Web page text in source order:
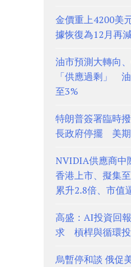
金價重上4200美
據恢復為12月再
油市預測大轉向
「供應過剩」
至3%
特朗普簽署臨時
長政府停擺 美
NVIDIA供應商中
香港上市、擬集
累升2.8倍、市值
高盛：AI投資回
求 槓桿與循環
烏暫停和談 俄促